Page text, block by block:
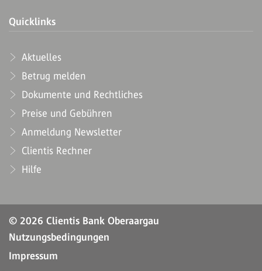
Quicklinks
Aktuelles
Betrug melden
Dokumente und Rechtliches
Preise und Gebühren
Anmeldung Newsletter
Clientis Rechner
Hilfe
© 2026 Clientis Bank Oberaargau
Nutzungsbedingungen
Impressum